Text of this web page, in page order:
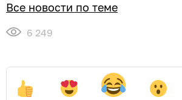
Все новости по теме
6 249